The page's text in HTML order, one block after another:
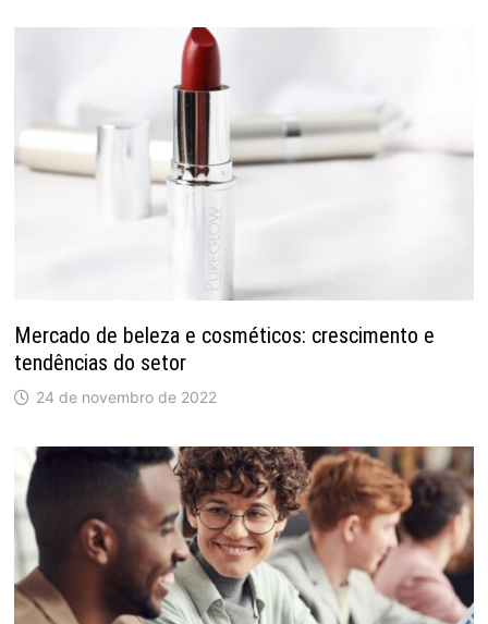
Mercado de beleza e cosméticos: crescimento e
tendências do setor
24 de novembro de 2022